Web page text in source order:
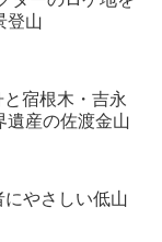
登山
宿根木・吉永
遺産の佐渡金山
やさしい低山